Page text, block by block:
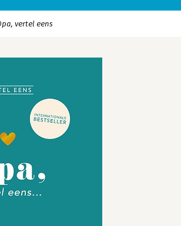
vertel eens